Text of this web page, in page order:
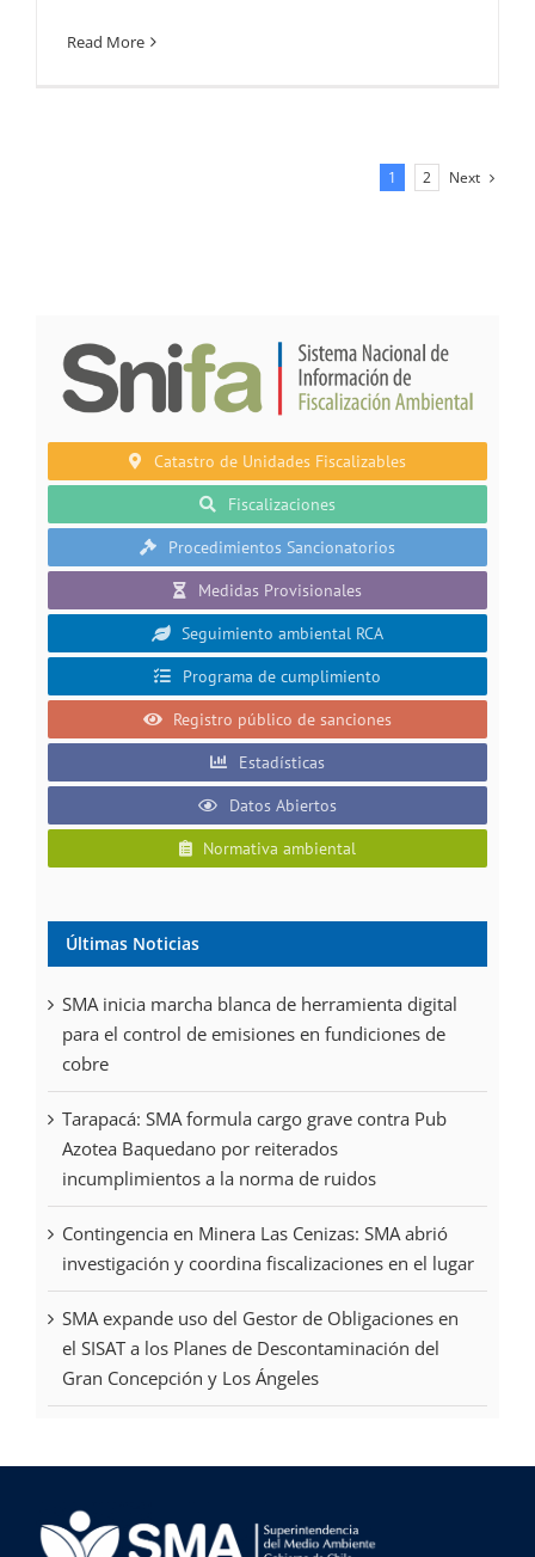
Read More
1 2 Next
Catastro de Unidades Fiscalizables
Fiscalizaciones
Procedimientos Sancionatorios
Medidas Provisionales
Seguimiento ambiental RCA
Programa de cumplimiento
Registro público de sanciones
Estadísticas
Datos Abiertos
Normativa ambiental
Últimas Noticias
SMA inicia marcha blanca de herramienta digital
para el control de emisiones en fundiciones de
cobre
Tarapacá: SMA formula cargo grave contra Pub
Azotea Baquedano por reiterados
incumplimientos a la norma de ruidos
Contingencia en Minera Las Cenizas: SMA abrió
investigación y coordina fiscalizaciones en el lugar
SMA expande uso del Gestor de Obligaciones en
el SISAT a los Planes de Descontaminación del
Gran Concepción y Los Ángeles